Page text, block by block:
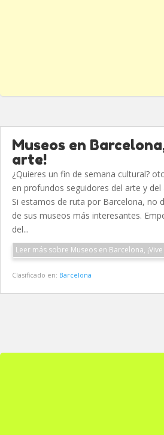
Museos en
arte!
¿Quieres un fin de semana cultural?
en profundos seguidores del arte y
Si estamos de ruta por Barcelona, no
de sus museos más interesantes.
del...
Leer más sobre Museos en Barcelona,
Clasificado en: Barcelona